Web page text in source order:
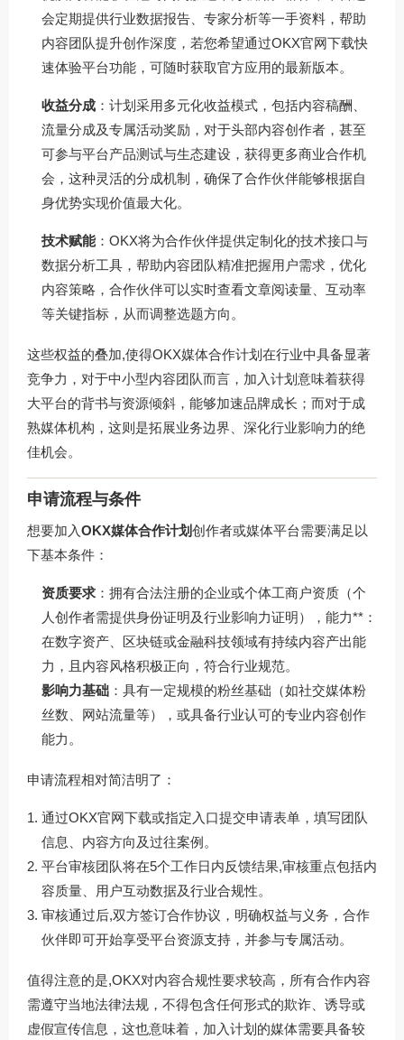
会定期提供行业数据报告、专家分析等一手资料，帮助
内容团队提升创作深度，若您希望通过OKX官网下载快
速体验平台功能，可随时获取官方应用的最新版本。
收益分成 ：计划采用多元化收益模式，包括内容稿酬、
流量分成及专属活动奖励，对于头部内容创作者，甚至
可参与平台产品测试与生态建设，获得更多商业合作机
会，这种灵活的分成机制，确保了合作伙伴能够根据自
身优势实现价值最大化。
技术赋能：OKX将为合作伙伴提供定制化的技术接口与
数据分析工具，帮助内容团队精准把握用户需求，优化
内容策略，合作伙伴可以实时查看文章阅读量、互动率
等关键指标，从而调整选题方向。
这些权益的叠加,使得OKX媒体合作计划在行业中具备显著
竞争力，对于中小型内容团队而言，加入计划意味着获得
大平台的背书与资源倾斜，能够加速品牌成长；而对于成
熟媒体机构，这则是拓展业务边界、深化行业影响力的绝
佳机会。
申请流程与条件
想要加入OKX媒体合作计划创作者或媒体平台需要满足以
下基本条件：
资质要求 ：拥有合法注册的企业或个体工商户资质（个
人创作者需提供身份证明及行业影响力证明），能力**：
在数字资产、区块链或金融科技领域有持续内容产出能
力，且内容风格积极正向，符合行业规范。
影响力基础 ：具有一定规模的粉丝基础（如社交媒体粉
丝数、网站流量等），或具备行业认可的专业内容创作
能力。
申请流程相对简洁明了：
通过OKX官网下载或指定入口提交申请表单，填写团队
信息、内容方向及过往案例。
平台审核团队将在5个工作日内反馈结果,审核重点包括内
容质量、用户互动数据及行业合规性。
审核通过后,双方签订合作协议，明确权益与义务，合作
伙伴即可开始享受平台资源支持，并参与专属活动。
值得注意的是,OKX对内容合规性要求较高，所有合作内容
需遵守当地法律法规，不得包含任何形式的欺诈、诱导或
虚假宣传信息，这也意味着，加入计划的媒体需要具备较